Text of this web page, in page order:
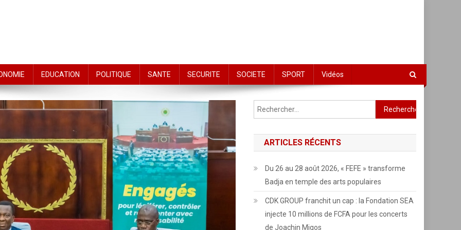
EDUCATION POLITIQUE SANTE SECURITE SOCIETE SPORT Vidéos
Rechercher :
ARTICLES RÉCENTS
Du 26 au 28 août 2026, « FEFE » transforme
Badja en temple des arts populaires
CDK GROUP franchit un cap : la Fondation SEA
injecte 10 millions de FCFA pour les concerts
de Joachin Migos